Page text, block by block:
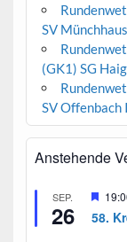
SV
(GK1) SG
SV Offenbach
Anstehende
SEP.
26
H
r
58.